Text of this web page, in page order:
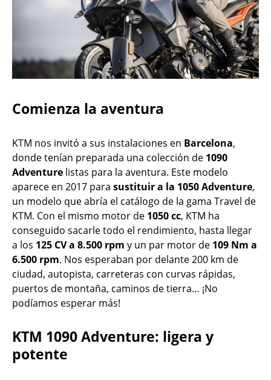
Comienza la aventura
KTM nos invitó a sus instalaciones en Barcelona,
donde tenían preparada una colección de 1090
Adventure listas para la aventura. Este modelo
aparece en 2017 para sustituir a la 1050 Adventure,
un modelo que abría el catálogo de la gama Travel de
KTM. Con el mismo motor de 1050 cc, KTM ha
conseguido sacarle todo el rendimiento, hasta llegar
a los 125 CV a 8.500 rpm y un par motor de 109 Nm a
6.500 rpm. Nos esperaban por delante 200 km de
ciudad, autopista, carreteras con curvas rápidas,
puertos de montaña, caminos de tierra… ¡No
podíamos esperar más!
KTM 1090 Adventure: ligera y
potente